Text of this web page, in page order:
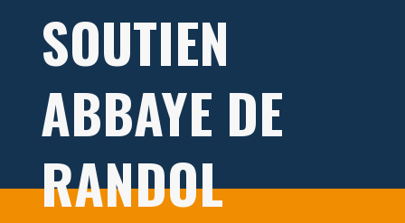
SOUTIEN
ABBAYE DE
RANDOL